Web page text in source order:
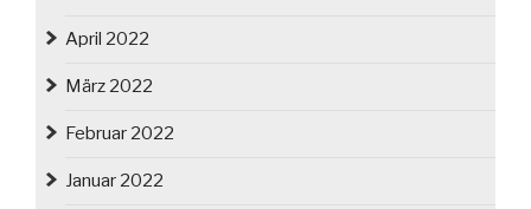
April 2022
März 2022
Februar 2022
Januar 2022